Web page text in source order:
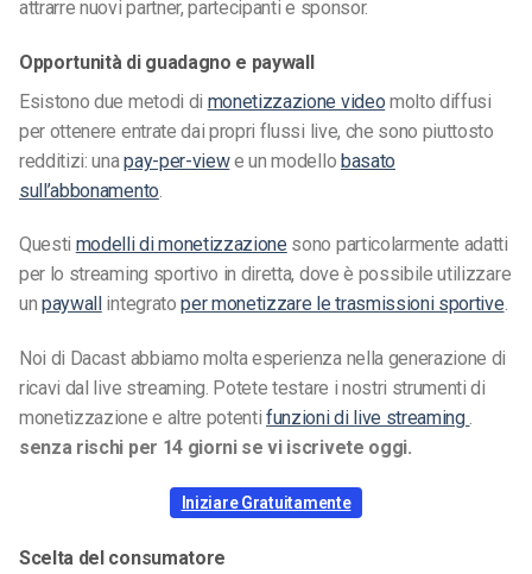
attrarre nuovi partner, partecipanti e sponsor.
Opportunità di guadagno e paywall
Esistono due metodi di monetizzazione video molto diffusi
per ottenere entrate dai propri flussi live, che sono piuttosto
redditizi: unapay-per-viewe un modello basato
sull’abbonamento
Questi modelli di monetizzazione sono particolarmente adatti
per lo streaming sportivo in diretta, dove è possibile utilizzare
unpaywall integratoper monetizzare le trasmissioni sportive.
Noi di Dacast abbiamo molta esperienza nella generazione di
ricavi dal live streaming. Potete testare i nostri strumenti di
monetizzazione e altre potentifunzioni di live streaming.
senza rischi per 14 giorni se vi iscrivete oggi.
Iniziare Gratuitamente
Scelta del consumatore